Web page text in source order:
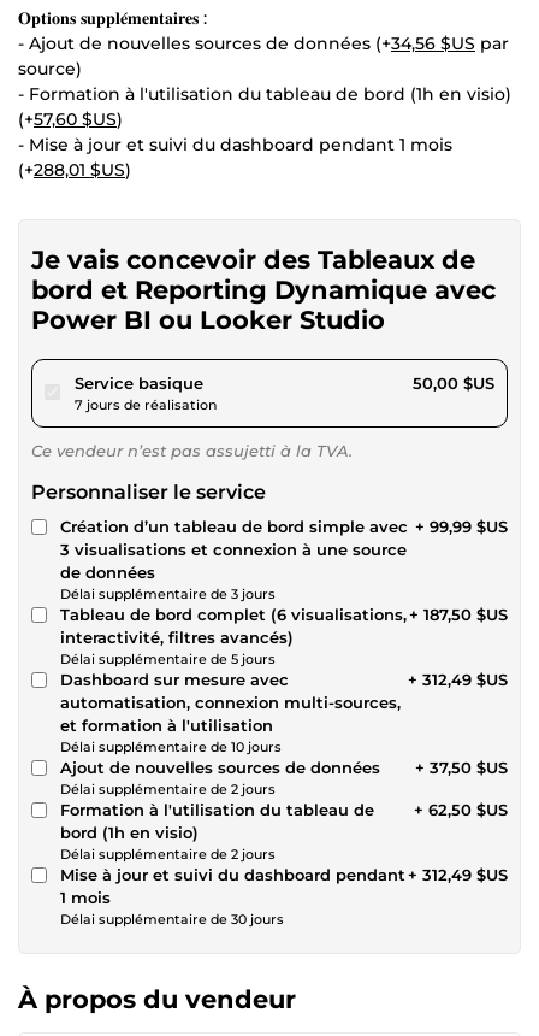
𝐎𝐩𝐭𝐢𝐨𝐧𝐬 𝐬𝐮𝐩𝐩𝐥𝐞́𝐦𝐞𝐧𝐭𝐚𝐢𝐫𝐞𝐬 :
- Ajout de nouvelles sources de données (+34,56 $US par
source)
- Formation à l'utilisation du tableau de bord (1h en visio)
(+57,60 $US)
- Mise à jour et suivi du dashboard pendant 1 mois
(+288,01 $US)
Je vais concevoir des Tableaux de
bord et Reporting Dynamique avec
Power BI ou Looker Studio
Service basiquepour 46,08 $US
7 jours de réalisation
50,00 $US
Ce vendeur n’est pas assujetti à la TVA.
Personnaliser le service
Création d’un tableau de bord simple avec
3 visualisations et connexion à une source
de données
Délai supplémentaire de 3 jours
+ 99,99 $US
Tableau de bord complet (6 visualisations,
interactivité, filtres avancés)
Délai supplémentaire de 5 jours
+ 187,50 $US
Dashboard sur mesure avec
automatisation, connexion multi-sources,
et formation à l'utilisation
Délai supplémentaire de 10 jours
+ 312,49 $US
Ajout de nouvelles sources de données
Délai supplémentaire de 2 jours
+ 37,50 $US
Formation à l'utilisation du tableau de
bord (1h en visio)
Délai supplémentaire de 2 jours
+ 62,50 $US
Mise à jour et suivi du dashboard pendant
1 mois
Délai supplémentaire de 30 jours
+ 312,49 $US
À propos du vendeur